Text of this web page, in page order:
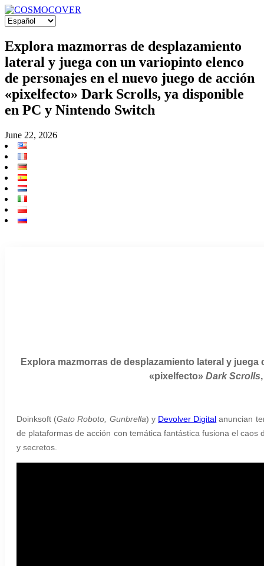
Explora mazmorras de desplazamiento
lateral y juega con un variopinto elenco
de personajes en el nuevo juego de acción
«pixelfecto» Dark Scrolls, ya disponible
en PC y Nintendo Switch
June 22, 2026
Explora mazmorras de desplazamiento lateral y
«pixelfecto»Dark Scrolls
Doinksoft (Gato Roboto, Gunbrella) y Devolver Digital anuncian
de plataformas de acción con temática fantástica fusiona el
y secretos.